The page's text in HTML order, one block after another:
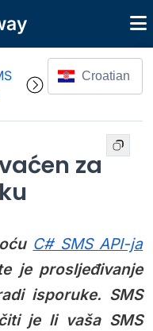
Croatian
za
C# SMS API-ja
je prosljeđivanje
isporuke. SMS
je li vaša SMS